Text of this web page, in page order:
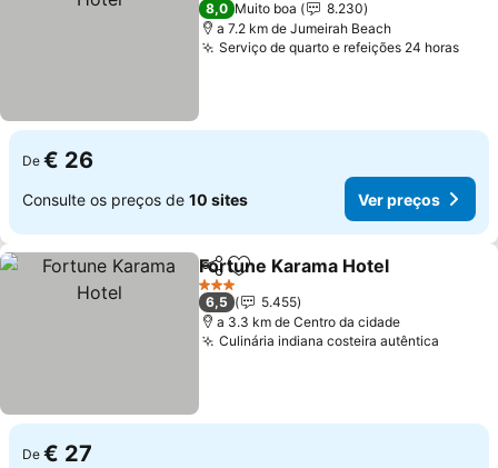
8,0 Muito boa
8.230
a 7.2 km de Jumeirah Beach
Serviço de quarto e refeições 24 horasVer
De € 26
Consulte os preços de 10 sites Ver preços
PartilharAdicionar aos favoritos
Fortune Karama Hotel
3 Estrelas
6,5
5.455
a 3.3 km de Centro da cidade
Culinária indiana costeira autêntica
De € 27